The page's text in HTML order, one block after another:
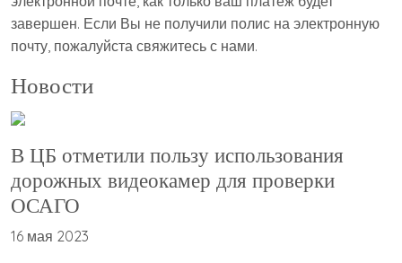
завершен. Если Вы не получили полис на электронную
почту, пожалуйста свяжитесь с нами.
Новости
В ЦБ отметили пользу использования
дорожных видеокамер для проверки
ОСАГО
16 мая 2023